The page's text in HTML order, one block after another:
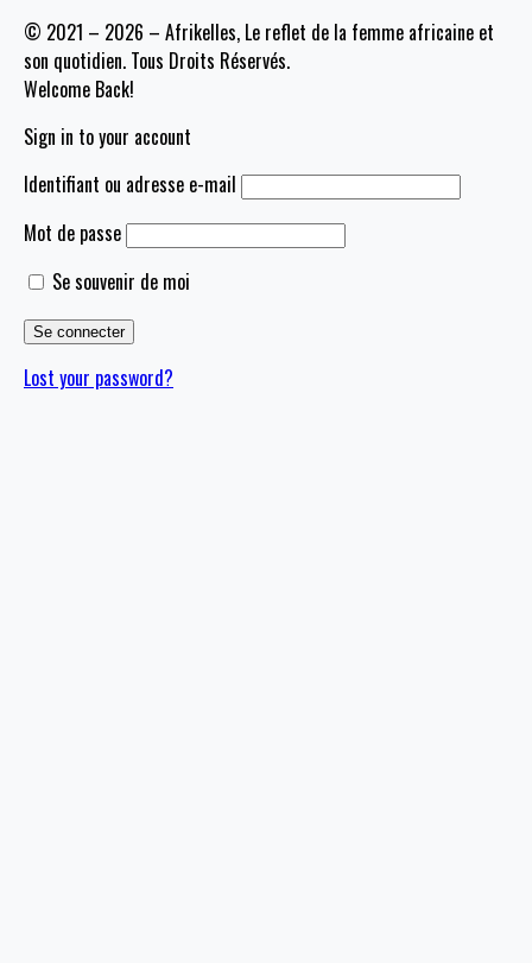
© 2021 – 2026 – Afrikelles, Le reflet de la femme africaine et
son quotidien. Tous Droits Réservés.
Welcome Back!
Sign in to your account
Identifiant ou adresse e-mail
Mot de passe
Se souvenir de moi
Lost your password?